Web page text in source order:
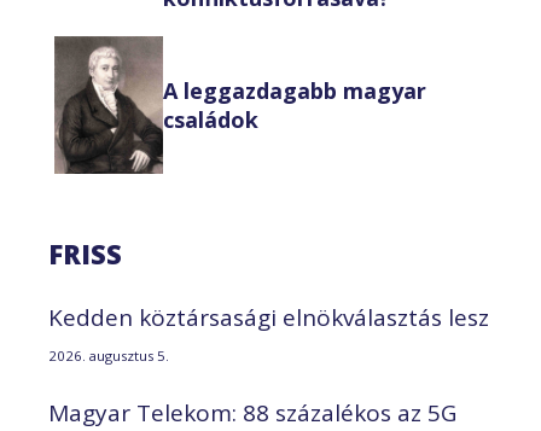
A leggazdagabb magyar
családok
FRISS
Kedden köztársasági elnökválasztás lesz
2026. augusztus 5.
Magyar Telekom: 88 százalékos az 5G